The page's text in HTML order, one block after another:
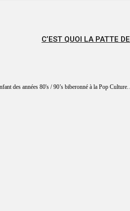
C’EST QUOI LA PATTE
des années 80's / 90’s biberonné à la Pop